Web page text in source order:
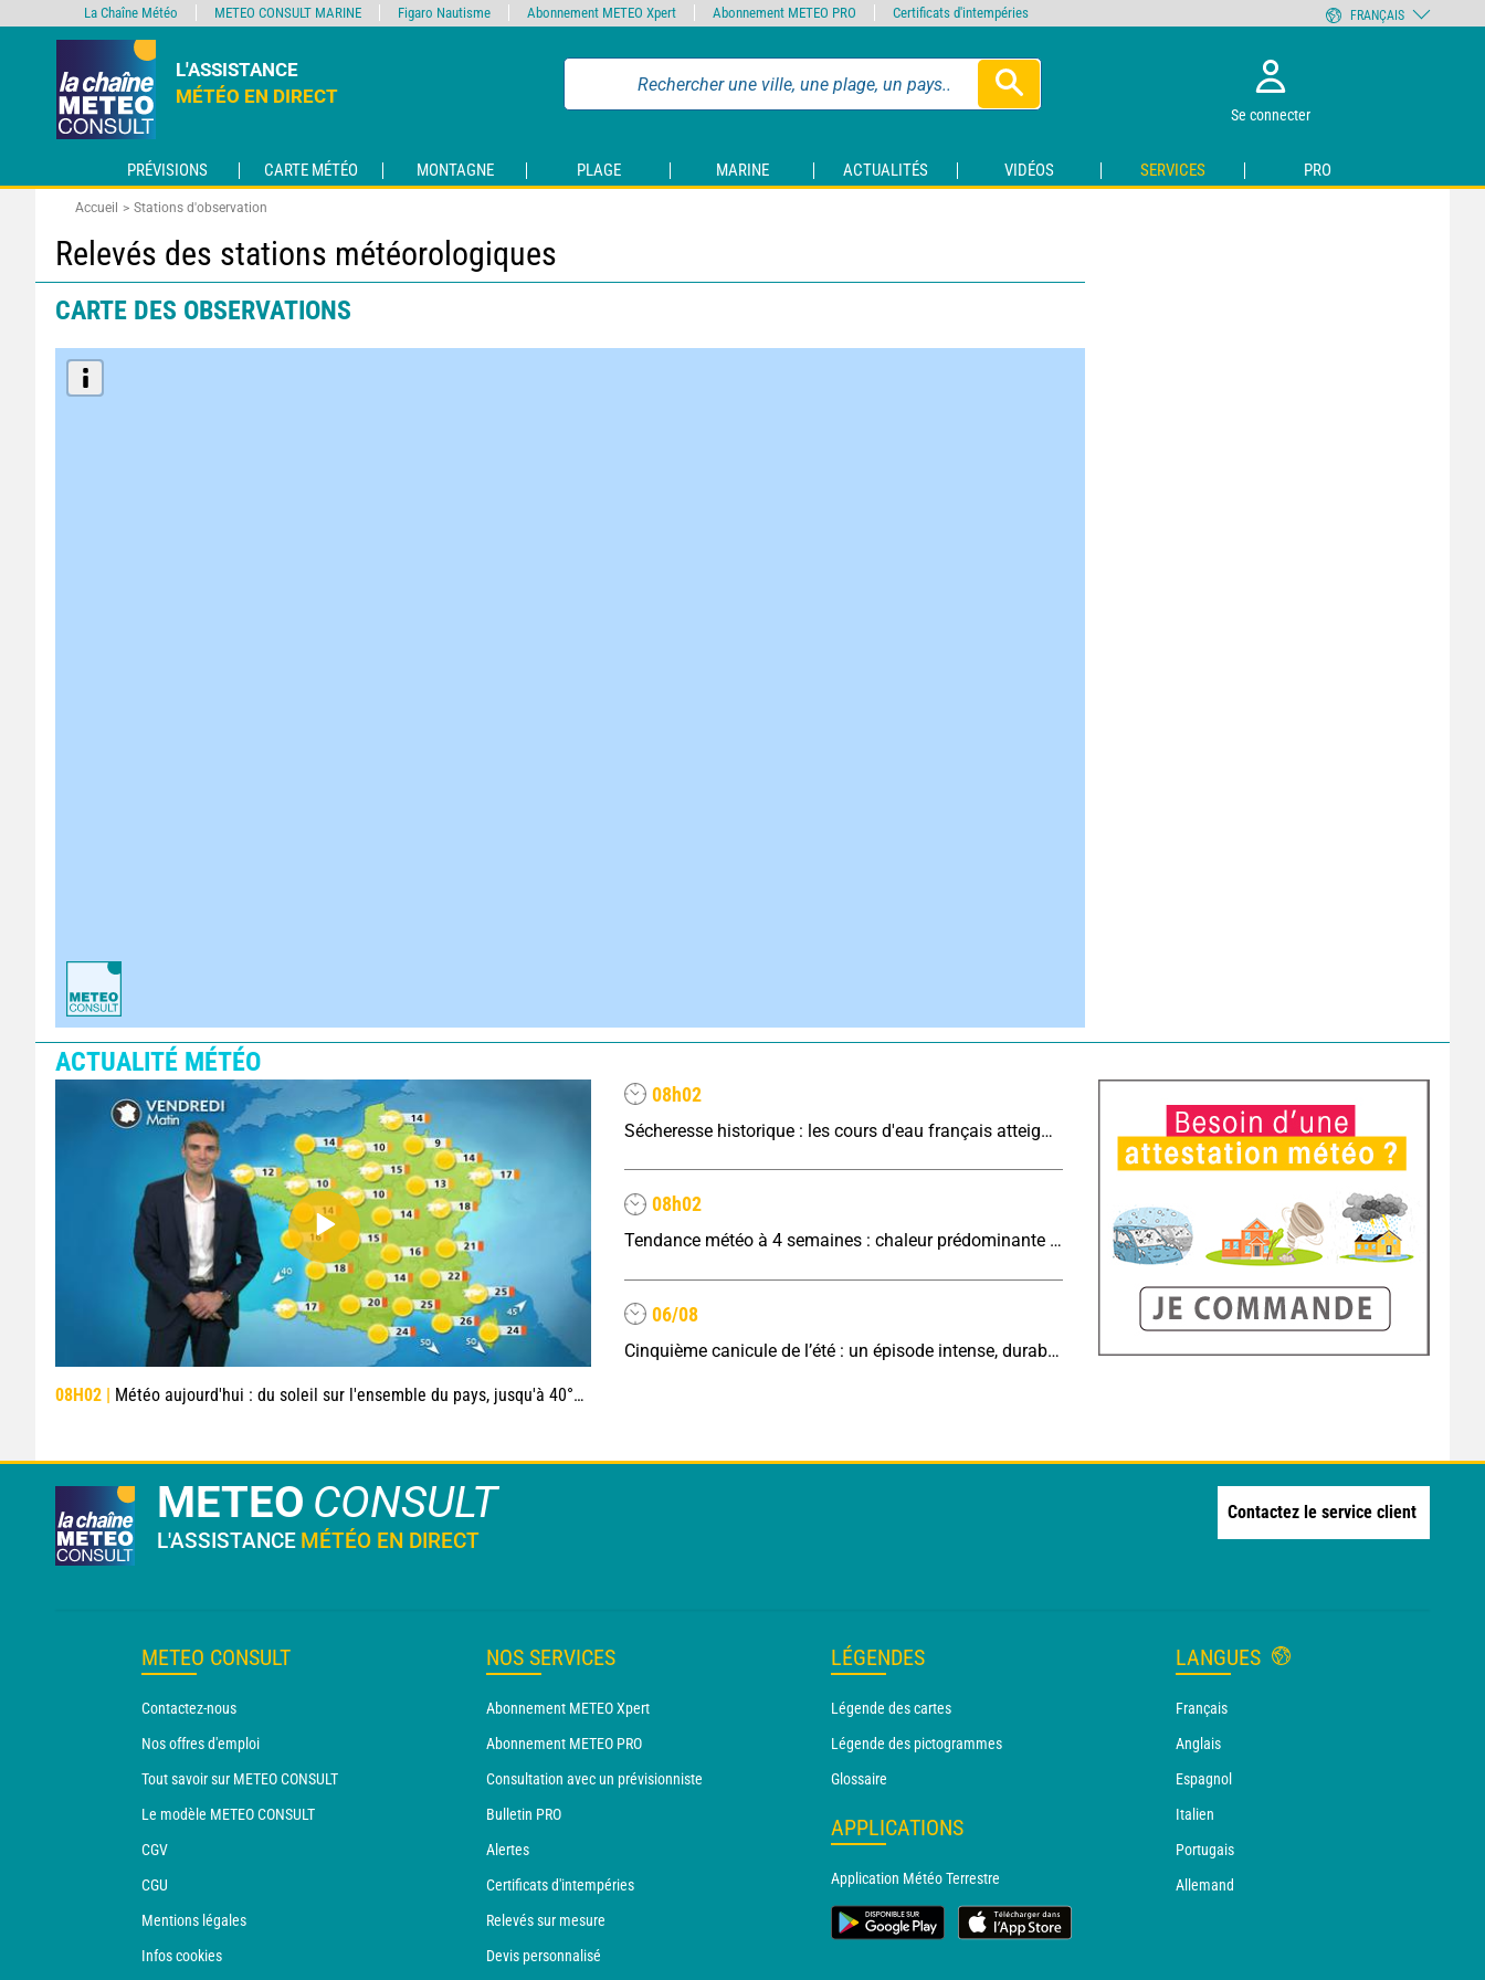
L'ASSISTANCE
MÉTÉO EN DIRECT
Se connecter
PRÉVISIONS CARTE MÉTÉO MONTAGNE PLAGE MARINE ACTUALITÉS VIDÉOS SERVICES PRO
Accueil Stations d'observation
Relevés des stations météorologiques
CARTE DES OBSERVATIONS
ACTUALITÉ MÉTÉO
08H02 | Météo aujourd'hui : du soleil sur l'ensemble du pays, jusqu'à 40°C au sud-est
08h02
Sécheresse historique : les cours d'eau français atteignent un niveau critique
08h02
Tendance météo à 4 semaines : chaleur prédominante jusqu'en septembre
06/08
Cinquième canicule de l’été : un épisode intense, durable et étendu la semaine prochaine
METEO CONSULT
L'ASSISTANCE MÉTÉO EN DIRECT
Contactez le service client
METEO CONSULT
Contactez-nous
Nos offres d'emploi
Tout savoir sur METEO CONSULT
Le modèle METEO CONSULT
CGV
CGU
Mentions légales
Infos cookies
NOS SERVICES
Abonnement METEO Xpert
Abonnement METEO PRO
Consultation avec un prévisionniste
Bulletin PRO
Alertes
Certificats d'intempéries
Relevés sur mesure
Devis personnalisé
LÉGENDES
Légende des cartes
Légende des pictogrammes
Glossaire
APPLICATIONS
Application Météo Terrestre
LANGUES
Français
Anglais
Espagnol
Italien
Portugais
Allemand
La Chaîne Météo METEO CONSULT MARINE Figaro Nautisme Abonnement METEO Xpert Abonnement METEO PRO Certificats d'intempéries FRANÇAIS